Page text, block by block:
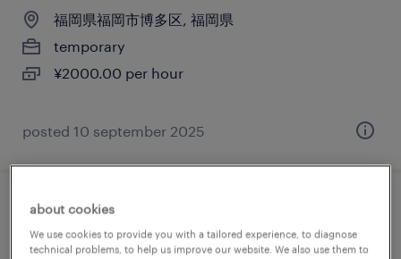
福岡県福岡市博多区, 福岡県
temporary
¥2000.00 per hour
posted 10 september 2025
it・web系／メーカー系／流通・サービス系
のプログラマー
about cookies
We use cookies to provide you with a tailored experience, to diagnose
technical problems, to help us improve our website. We also use them to